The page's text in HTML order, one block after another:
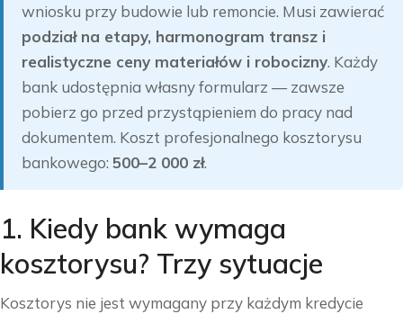
wniosku przy budowie lub remoncie. Musi zawierać
podział na etapy, harmonogram transz i
realistyczne ceny materiałów i robocizny. Każdy
bank udostępnia własny formularz — zawsze
pobierz go przed przystąpieniem do pracy nad
dokumentem. Koszt profesjonalnego kosztorysu
bankowego: 500–2 000 zł.
1. Kiedy bank wymaga
kosztorysu? Trzy sytuacje
Kosztorys nie jest wymagany przy każdym kredycie